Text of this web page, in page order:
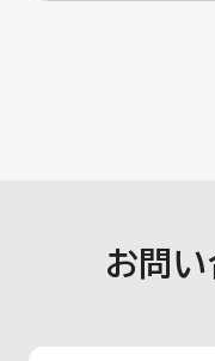
お問い